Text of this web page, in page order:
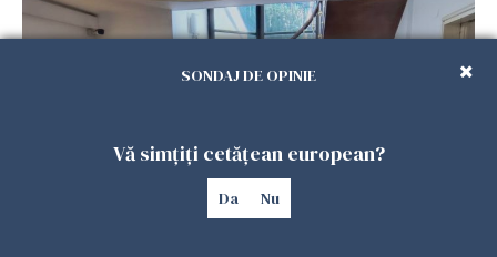
SONDAJ DE OPINIE
Vă simțiți cetățean european?
Da Nu